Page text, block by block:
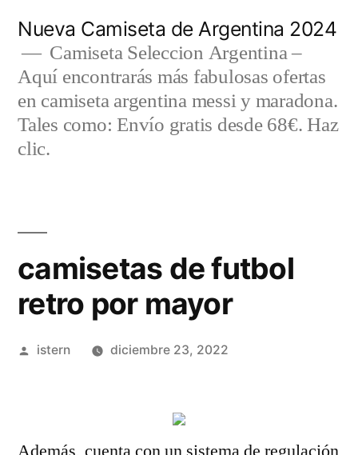
contenido
Nueva Camiseta de Argentina 2024
Camiseta Seleccion Argentina –
Aquí encontrarás más fabulosas ofertas
en camiseta argentina messi y maradona.
Tales como: Envío gratis desde 68€. Haz
clic.
camisetas de futbol
retro por mayor
Publicado
istern diciembre 23, 2022